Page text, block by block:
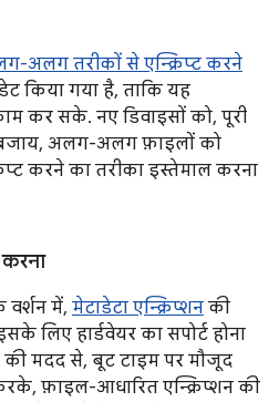
अलग तरीकों से एन्क्रिप्ट करने
किया गया है, ताकि यह
कर सके. नए डिवाइसों को, पूरी
अलग-अलग फ़ाइलों को
करने का तरीका इस्तेमाल करना
करना
में, मेटाडेटा एन्क्रिप्शन की
लिए हार्डवेयर का सपोर्ट होना
की मदद से, बूट टाइम पर मौजूद
फ़ाइल-आधारित एन्क्रिप्शन की